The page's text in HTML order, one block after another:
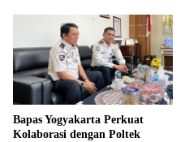
Bapas Yogyakarta Perkuat
Kolaborasi dengan Poltek